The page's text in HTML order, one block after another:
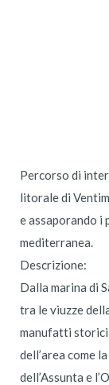
Percorso di
litorale di
e assaporando i
mediterranea.
Descrizione:
Dalla marina di
tra le viuzze
manufatti
dell’area come
dell’Assunta e